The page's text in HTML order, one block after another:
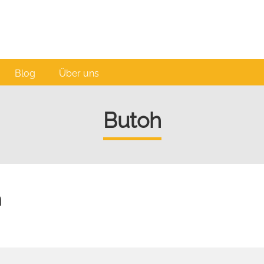
Blog Über uns
Butoh